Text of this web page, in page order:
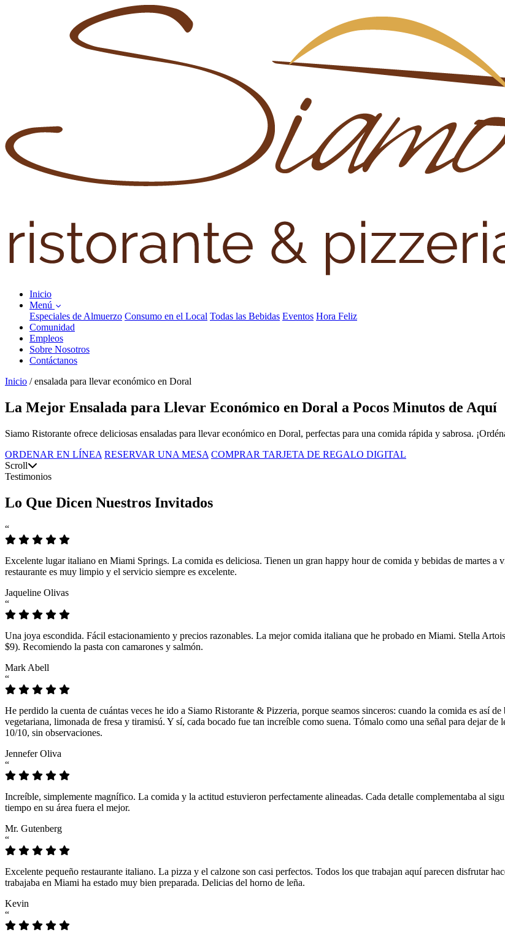
Inicio
Menú
Especiales de Almuerzo Consumo en el Local Todas las Bebidas Eventos Hora Feliz
Comunidad
Empleos
Sobre Nosotros
Contáctanos
Inicio / ensalada para llevar económico en Doral
La Mejor Ensalada para Llevar Económico en Doral a Pocos Minutos de Aquí
Siamo Ristorante ofrece deliciosas ensaladas para llevar económico en Doral, perfectas para una comida rápida y sabrosa.
ORDENAR EN LÍNEA RESERVAR UNA MESA COMPRAR TARJETA DE REGALO DIGITAL
Scroll
Testimonios
Lo Que Dicen Nuestros Invitados
“
Excelente lugar italiano en Miami Springs. La comida es deliciosa. Tienen un gran happy hour de comida y bebidas de martes a
restaurante es muy limpio y el servicio siempre es excelente.
Jaqueline Olivas
“
Una joya escondida. Fácil estacionamiento y precios razonables. La mejor comida italiana que he probado en Miami. Stella
$9). Recomiendo la pasta con camarones y salmón.
Mark Abell
“
He perdido la cuenta de cuántas veces he ido a Siamo Ristorante & Pizzeria, porque seamos sinceros: cuando la comida es así
vegetariana, limonada de fresa y tiramisú. Y sí, cada bocado fue tan increíble como suena. Tómalo como una señal para dejar
10/10, sin observaciones.
Jennefer Oliva
“
Increíble, simplemente magnífico. La comida y la actitud estuvieron perfectamente alineadas. Cada detalle complementaba al
tiempo en su área fuera el mejor.
Mr. Gutenberg
“
Excelente pequeño restaurante italiano. La pizza y el calzone son casi perfectos. Todos los que trabajan aquí parecen disfrutar
trabajaba en Miami ha estado muy bien preparada. Delicias del horno de leña.
Kevin
“